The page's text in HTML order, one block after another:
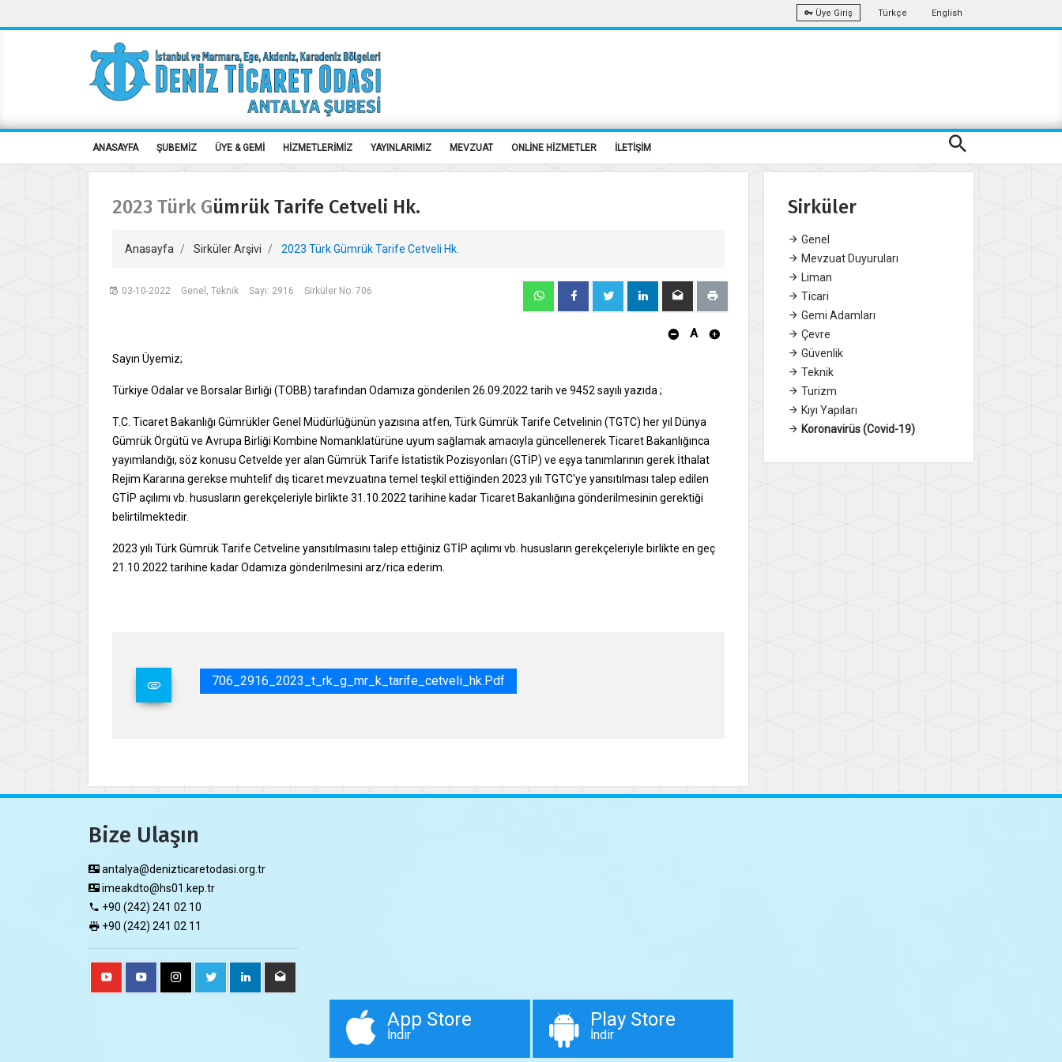
Üye Giriş Türkçe English
ANASAYFA ŞUBEMİZ ÜYE & GEMİ HİZMETLERİMİZ YAYINLARIMIZ MEVZUAT ONLİNE HİZMETLER İLETİŞİM
2023 Türk Gümrük Tarife Cetveli Hk.
Anasayfa Sirküler Arşivi 2023 Türk Gümrük Tarife Cetveli Hk.
03-10-2022 Genel, Teknik Sayı: 2916 Sirküler No: 706
A
Sayın Üyemiz;
Türkiye Odalar ve Borsalar Birliği (TOBB) tarafından Odamıza gönderilen 26.09.2022 tarih ve 9452 sayılı yazıda ;
T.C. Ticaret Bakanlığı Gümrükler Genel Müdürlüğünün yazısına atfen, Türk Gümrük Tarife Cetvelinin (TGTC) her yıl Dünya
Gümrük Örgütü ve Avrupa Birliği Kombine Nomanklatürüne uyum sağlamak amacıyla güncellenerek Ticaret Bakanlığınca
yayımlandığı, söz konusu Cetvelde yer alan Gümrük Tarife İstatistik Pozisyonları (GTİP) ve eşya tanımlarının gerek İthalat
Rejim Kararına gerekse muhtelif dış ticaret mevzuatına temel teşkil ettiğinden 2023 yılı TGTC'ye yansıtılması talep edilen
GTİP açılımı vb. hususların gerekçeleriyle birlikte 31.10.2022 tarihine kadar Ticaret Bakanlığına gönderilmesinin gerektiği
belirtilmektedir.
2023 yılı Türk Gümrük Tarife Cetveline yansıtılmasını talep ettiğiniz GTİP açılımı vb. hususların gerekçeleriyle birlikte en geç
21.10.2022 tarihine kadar Odamıza gönderilmesini arz/rica ederim.
706_2916_2023_t_rk_g_mr_k_tarife_cetveli_hk.pdf
Sirküler
Genel
Mevzuat Duyuruları
Liman
Ticari
Gemi Adamları
Çevre
Güvenlik
Teknik
Turizm
Kıyı Yapıları
Koronavirüs (Covid-19)
Bize Ulaşın
antalya@denizticaretodasi.org.tr
imeakdto@hs01.kep.tr
+90 (242) 241 02 10
+90 (242) 241 02 11
App Store
İndir
Play Store
İndir